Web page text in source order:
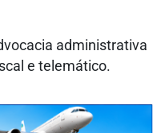
administrativa
e telemático.